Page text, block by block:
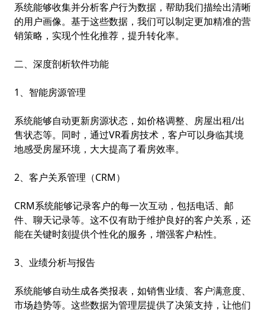
系统能够收集并分析客户行为数据，帮助我们描绘出清晰
的用户画像。基于这些数据，我们可以制定更加精准的营
销策略，实现个性化推荐，提升转化率。
二、深度剖析软件功能
1、智能房源管理
系统能够自动更新房源状态，如价格调整、房屋出租/出
售状态等。同时，通过VR看房技术，客户可以身临其境
地感受房屋环境，大大提高了看房效率。
2、客户关系管理（CRM）
CRM系统能够记录客户的每一次互动，包括电话、邮
件、聊天记录等。这不仅有助于维护良好的客户关系，还
能在关键时刻提供个性化的服务，增强客户粘性。
3、业绩分析与报告
系统能够自动生成各类报表，如销售业绩、客户满意度、
市场趋势等。这些数据为管理层提供了决策支持，让他们